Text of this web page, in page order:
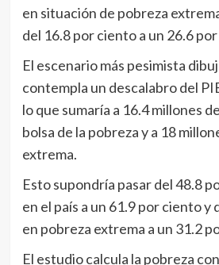
en situación de pobreza
del 16.8 por ciento a un 26.6
El escenario más pesimista
contempla un descalabro del
lo que sumaría a 16.4 millones
bolsa de la pobreza y a 18
extrema.
Esto supondría pasar del 48.8
en el país a un 61.9 por ciento y
en pobreza extrema a un 31.2
El estudio calcula la pobreza